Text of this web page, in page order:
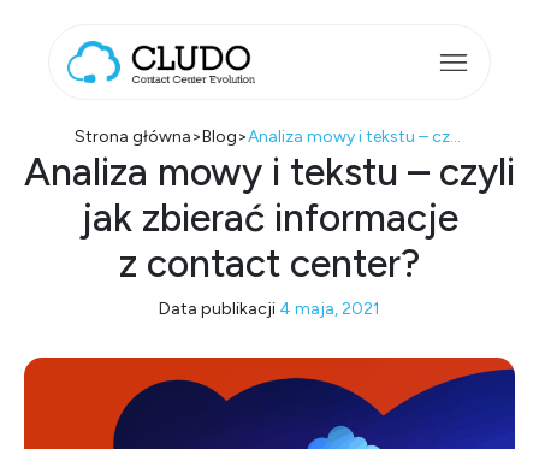
Main Navigation
Strona główna>Blog> Analiza mowy i tekstu – czyli jak zbierać informacje z contact center?
Analiza mowy i tekstu – czyli
jak zbierać informacje
z contact center?
Data publikacji 4 maja, 2021